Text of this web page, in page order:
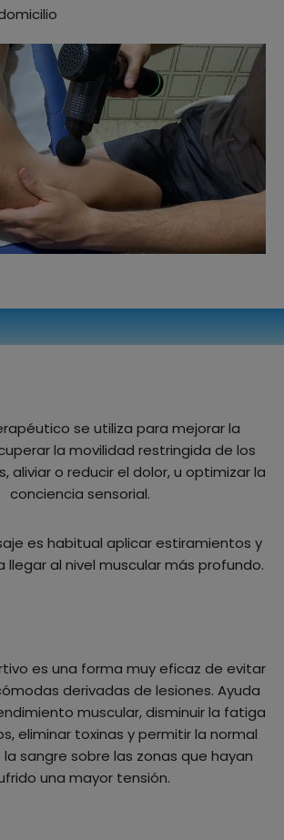
se utiliza para mejorar la
la movilidad restringida de los
aliviar o reducir el dolor, u optimizar la
conciencia sensorial.
es habitual aplicar estiramientos y
llegar al nivel muscular más profundo.
es una forma muy eficaz de evitar
derivadas de lesiones. Ayuda
muscular, disminuir la fatiga
eliminar toxinas y permitir la normal
sangre sobre las zonas que hayan
una mayor tensión.